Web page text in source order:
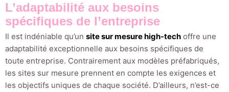
L’adaptabilité aux besoins
spécifiques de l’entreprise
Il est indéniable qu’un site sur mesure high-tech offre une
adaptabilité exceptionnelle aux besoins spécifiques de
toute entreprise. Contrairement aux modèles préfabriqués,
les sites sur mesure prennent en compte les exigences et
les objectifs uniques de chaque société. D’ailleurs, n’est-ce